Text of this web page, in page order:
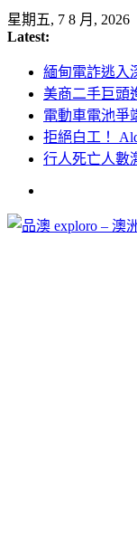
Skip
to
content
星期五, 7 8 月, 2026
Latest:
緬甸電詐逃入
美商二手巨頭
電動車電池爭
拒絕白工！
行人死亡人數